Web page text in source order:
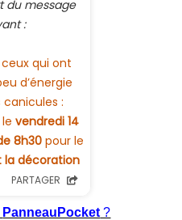
PanneauPocket ?